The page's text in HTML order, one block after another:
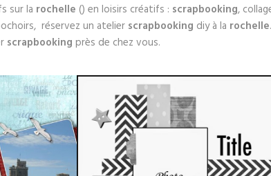
sur la rochelle () en loisirs créatifs : scrapbooking,
réservez un atelier scrapbooking diy à la rochelle
scrapbooking près de chez vous.